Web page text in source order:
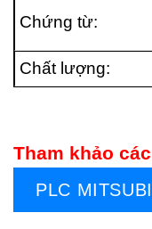
Chứng từ:
Chất lượng:
Tham khảo
PLC